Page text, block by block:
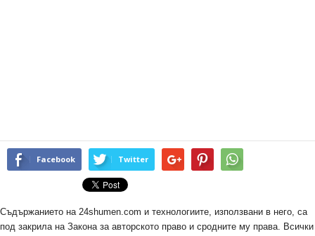
Facebook Twitter
Съдържанието на 24shumen.com и технологиите, използвани в него, са
под закрила на Закона за авторското право и сродните му права. Всички